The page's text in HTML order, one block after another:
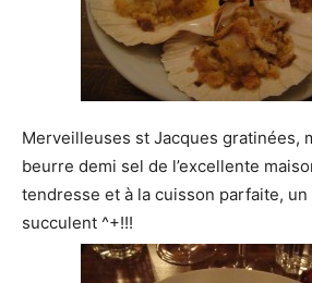
Merveilleuses st Jacques gratinées,
beurre demi sel de l’excellente
tendresse et à la cuisson parfaite,
succulent ^+!!!